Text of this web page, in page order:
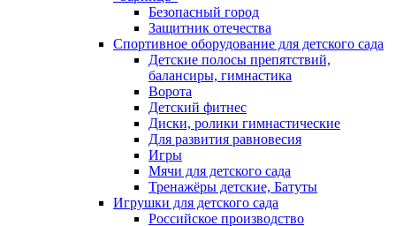
Безопасный город
Защитник отечества
Спортивное оборудование для детского сада
Детские полосы препятствий,
балансиры, гимнастика
Ворота
Детский фитнес
Диски, ролики гимнастические
Для развития равновесия
Игры
Мячи для детского сада
Тренажёры детские, Батуты
Игрушки для детского сада
Российское производство